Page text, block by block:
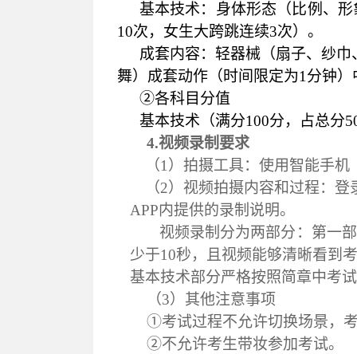
基本技术：身体形态（比例、
10次，女生大跨跳连续3次）。
成套内容：轻器械（扇子、纱
舞）成套动作（时间限定为1分钟）
②各科目分值
基本技术（满分100分，占总分
4.视频录制要求
（1）拍摄工具：使用智能手机
（2）视频拍摄内容和过程：登
APP内提供的录制说明。
视频录制分为两部分：第一
少于10秒，且视频能够清晰看到
基本技术部分严格按照简章中考
（3）其他注意事项
①考试过程不允许切换场景，
②不允许考生带妆参加考试。